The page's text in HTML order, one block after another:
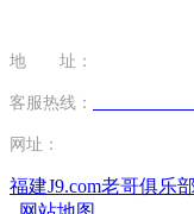
地 址：
客服热线：
网址：
福建J9.com老哥俱乐